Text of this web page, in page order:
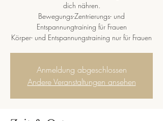
dich nähren.
Bewegungs-Zentrierungs- und
Entspannungtraining für Frauen
Körper- und Entspannungstraining nur für Frauen
Anmeldung abgeschlossen
Andere Veranstaltungen ansehen